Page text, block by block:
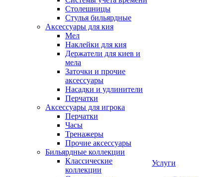
Столешницы
Стулья бильярдные
Аксессуары для кия
Мел
Наклейки для кия
Держатели для киев и
мела
Заточки и прочие
аксессуары
Насадки и удлинители
Перчатки
Аксессуары для игрока
Перчатки
Часы
Тренажеры
Прочие аксессуары
Бильярдные коллекции
Классические
коллекции
Услуги